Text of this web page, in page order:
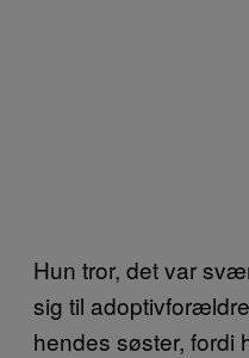
Hun tror, det var
sig til
hendes søster, fordi